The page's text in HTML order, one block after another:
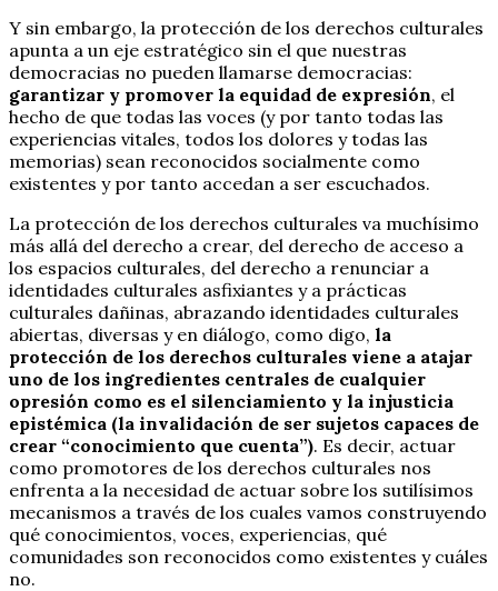
Y sin embargo, la protección de los derechos culturales
apunta a un eje estratégico sin el que nuestras
democracias no pueden llamarse democracias:
garantizar y promover la equidad de expresión, el
hecho de que todas las voces (y por tanto todas las
experiencias vitales, todos los dolores y todas las
memorias) sean reconocidos socialmente como
existentes y por tanto accedan a ser escuchados.
La protección de los derechos culturales va muchísimo
más allá del derecho a crear, del derecho de acceso a
los espacios culturales, del derecho a renunciar a
identidades culturales asfixiantes y a prácticas
culturales dañinas, abrazando identidades culturales
abiertas, diversas y en diálogo, como digo, la
protección de los derechos culturales viene a atajar
uno de los ingredientes centrales de cualquier
opresión como es el silenciamiento y la injusticia
epistémica (la invalidación de ser sujetos capaces de
crear “conocimiento que cuenta”). Es decir, actuar
como promotores de los derechos culturales nos
enfrenta a la necesidad de actuar sobre los sutilísimos
mecanismos a través de los cuales vamos construyendo
qué conocimientos, voces, experiencias, qué
comunidades son reconocidos como existentes y cuáles
no.